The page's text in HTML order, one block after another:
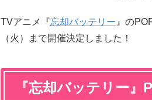
TVアニメ『忘却バッテリー 』の
（火）まで開催決定しました！
『忘却バッテリー』